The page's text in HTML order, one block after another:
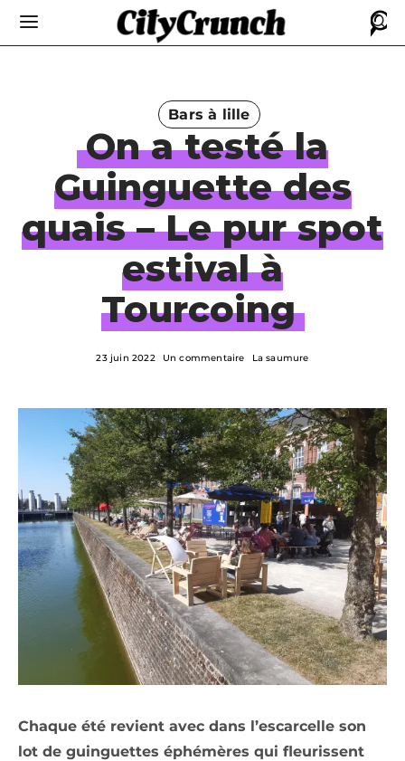
Bars à lille
On a testé la
Guinguette des
quais – Le pur spot
estival à
Tourcoing
23 juin 2022 Un commentaire La saumure
Chaque été revient avec dans l’escarcelle son
lot de guinguettes éphémères qui fleurissent